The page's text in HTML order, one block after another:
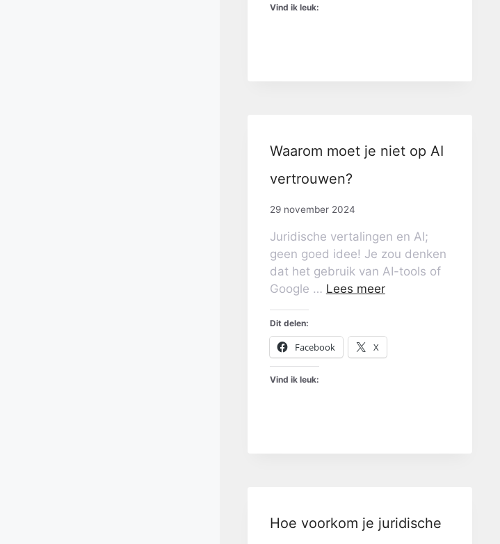
Vind ik leuk:
Waarom moet je niet op AI
vertrouwen?
29 november 2024
Juridische vertalingen en AI;
geen goed idee! Je zou denken
dat het gebruik van AI-tools of
Google … Lees meer
Dit delen:
Facebook X
Vind ik leuk:
Hoe voorkom je juridische